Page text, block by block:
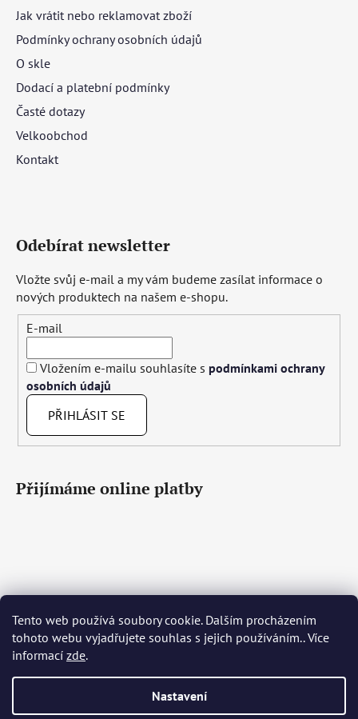
Tento web používá soubory cookie. Dalším procházením
tohoto webu vyjadřujete souhlas s jejich používáním.. Více
informací zde.
Nastavení
Jak vrátit nebo reklamovat zboží
Podmínky ochrany osobních údajů
O skle
Dodací a platební podmínky
Časté dotazy
Velkoobchod
Kontakt
Odebírat newsletter
Vložte svůj e-mail a my vám budeme zasílat informace o
nových produktech na našem e-shopu.
E-mail
Vložením e-mailu souhlasíte s podmínkami ochrany
osobních údajů
PŘIHLÁSIT SE
Přijímáme online platby
Čeština Slovenčina English Deutsch Magyar
Język polski Română Italiano Español Français
Português
Nederlands Українська Ελληνικά Svenska Dansk